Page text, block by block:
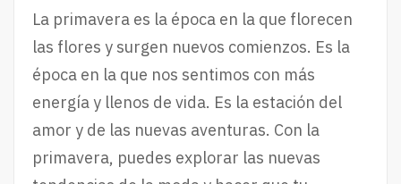
La primavera es la época en la que florecen
las flores y surgen nuevos comienzos. Es la
época en la que nos sentimos con más
energía y llenos de vida. Es la estación del
amor y de las nuevas aventuras. Con la
primavera, puedes explorar las nuevas